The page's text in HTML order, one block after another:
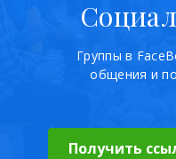
Группы в
общения и
Получить